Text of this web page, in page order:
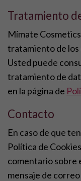
Tratamiento
Mímate
tratamiento de los
Usted puede
tratamiento de
en la página de
Contacto
En caso de que
Política de
comentario sobre
mensaje de